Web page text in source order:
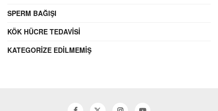
SPERM BAĞIŞI
KÖK HÜCRE TEDAVISI
KATEGORIZE EDILMEMIŞ